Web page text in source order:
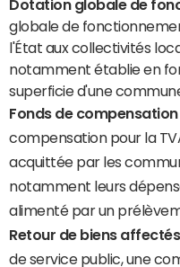
Dotation globale de
globale de
l'État aux collectivités
notamment établie en
superficie d'une
Fonds de compensation
compensation pour la
acquittée par les
notamment leurs
alimenté par un
Retour de biens affectés
de service public, une